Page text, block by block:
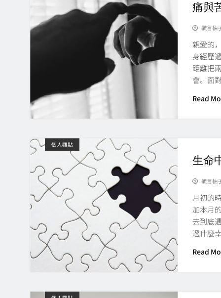
痛與
毓言柚
親愛的
身經歷
距離把
會。面
Read
個人觀點
生命
毓言柚
月初的
加本月
去到底
過什麼
Read